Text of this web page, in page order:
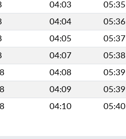
04:03 05:35
04:04 05:36
04:05 05:37
04:07 05:38
04:08 05:39
04:09 05:39
04:10 05:40